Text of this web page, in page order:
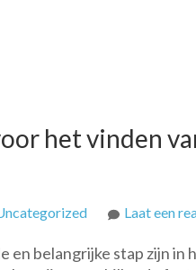
het vinden
Laat een
en belangrijke stap zijn in